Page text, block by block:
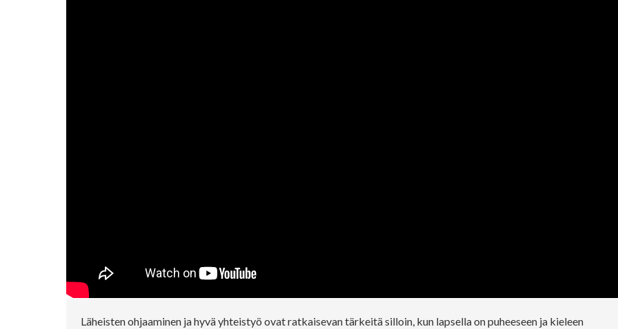
Läheisten ohjaaminen ja hyvä yhteistyö ovat ratkaisevan tärkeitä silloin, kun lapsella on puheeseen ja kieleen